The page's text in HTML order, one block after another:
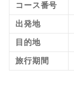
コース番号
出発地
目的地
旅行期間